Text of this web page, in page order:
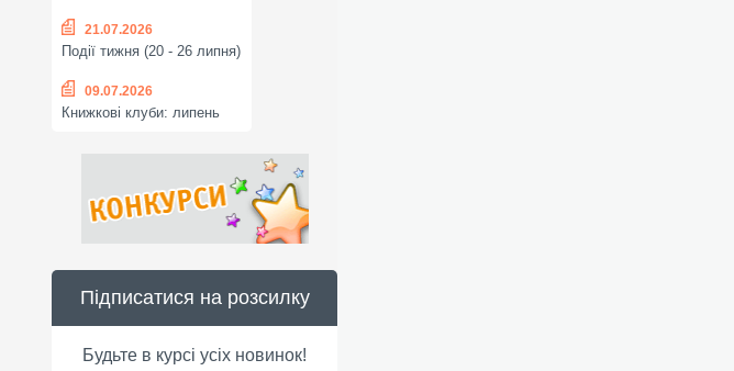
21.07.2026
Події тижня (20 - 26 липня)
09.07.2026
Книжкові клуби: липень
Підписатися на розсилку
Будьте в курсі усіх новинок!